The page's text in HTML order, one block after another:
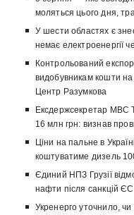
моляться цього дня,
У шести областях є
немає електроенергії
Контрольований
видобувникам кошти
Центр Разумкова
Ексдержсекретар МВС
16 млн грн: визнав
Ціни на пальне в
коштуватиме дизель
Єдиний НПЗ Грузії
нафти після санкцій
Укренерго уточнило, чи